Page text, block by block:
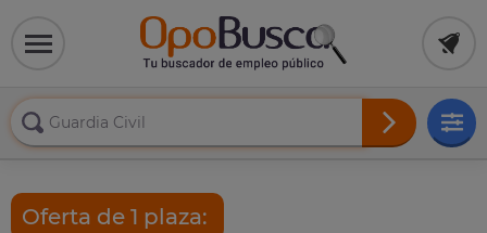
Oferta de 1 plaza: